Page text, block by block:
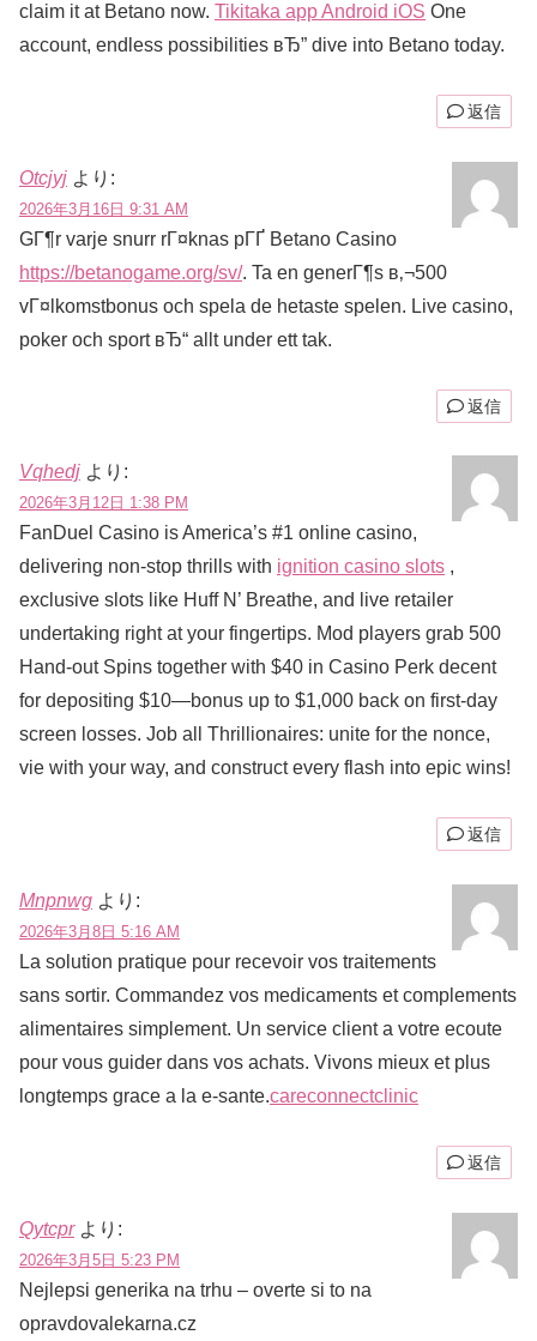
claim it at Betano now. Tikitaka app Android iOS One
account, endless possibilities вЂ” dive into Betano today.
返信
Otcjyj より:
2026年3月16日 9:31 AM
GГ¶r varje snurr rГ¤knas pГҐ Betano Casino
https://betanogame.org/sv/. Ta en generГ¶s в‚¬500
vГ¤lkomstbonus och spela de hetaste spelen. Live casino,
poker och sport вЂ“ allt under ett tak.
返信
Vqhedj より:
2026年3月12日 1:38 PM
FanDuel Casino is America’s #1 online casino,
delivering non-stop thrills with ignition casino slots ,
exclusive slots like Huff N’ Breathe, and live retailer
undertaking right at your fingertips. Mod players grab 500
Hand-out Spins together with $40 in Casino Perk decent
for depositing $10—bonus up to $1,000 back on first-day
screen losses. Job all Thrillionaires: unite for the nonce,
vie with your way, and construct every flash into epic wins!
返信
Mnpnwg より:
2026年3月8日 5:16 AM
La solution pratique pour recevoir vos traitements
sans sortir. Commandez vos medicaments et complements
alimentaires simplement. Un service client a votre ecoute
pour vous guider dans vos achats. Vivons mieux et plus
longtemps grace a la e-sante.careconnectclinic
返信
Qytcpr より:
2026年3月5日 5:23 PM
Nejlepsi generika na trhu – overte si to na
opravdovalekarna.cz